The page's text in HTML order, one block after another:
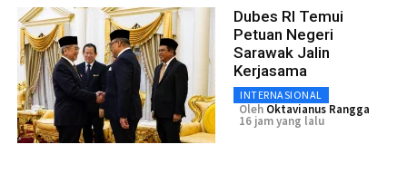
Dubes RI Temui
Petuan Negeri
Sarawak Jalin
Kerjasama
INTERNASIONAL
Oleh Oktavianus Rangga
16 jam yang lalu